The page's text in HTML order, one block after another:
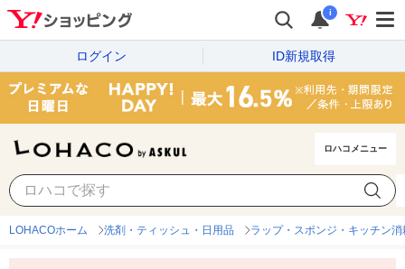
i
ログイン ID新規取得
ロハコメニュー
LOHACOホーム 洗剤・ティッシュ・日用品 ラップ・スポンジ・キッチン消